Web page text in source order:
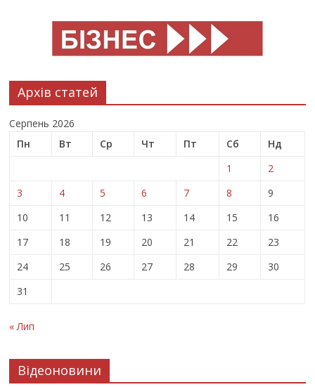
Архів статей
Серпень 2026
Пн
Вт Ср Чт Пт Сб
Нд
1
2
3
4 5 6 7 8
9
10
11 12 13 14 15
16
17
18 19 20 21 22
23
24
25 26 27 28 29
30
31
« Лип
Відеоновини